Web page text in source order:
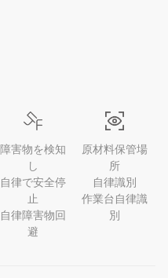
障害物を検知
し
自律で安全停
止
自律障害物回
避
原材料保管場
所
自律識別
作業台自律識
別